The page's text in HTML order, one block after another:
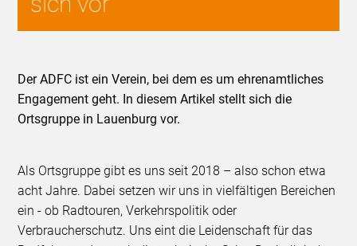
Der ADFC ist ein Verein, bei dem es um ehrenamtliches
Engagement geht. In diesem Artikel stellt sich die
Ortsgruppe in Lauenburg vor.
Als Ortsgruppe gibt es uns seit 2018 – also schon etwa
acht Jahre. Dabei setzen wir uns in vielfältigen Bereichen
ein - ob Radtouren, Verkehrspolitik oder
Verbraucherschutz. Uns eint die Leidenschaft für das